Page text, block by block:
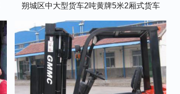
朔城区中大型货车2吨黄牌5米2厢式货车